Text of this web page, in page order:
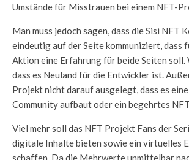
Umstände für Misstrauen bei einem NFT-
Man muss jedoch sagen, dass die Sisi NFT
eindeutig auf der Seite kommuniziert, dass
Aktion eine Erfahrung für beide Seiten soll.
dass es Neuland für die Entwickler ist.
Projekt nicht darauf ausgelegt, dass es
Community aufbaut oder ein begehrtes
Viel mehr soll das NFT Projekt Fans der
digitale Inhalte bieten sowie ein virtuelles
schaffen. Da die Mehrwerte unmittelbar